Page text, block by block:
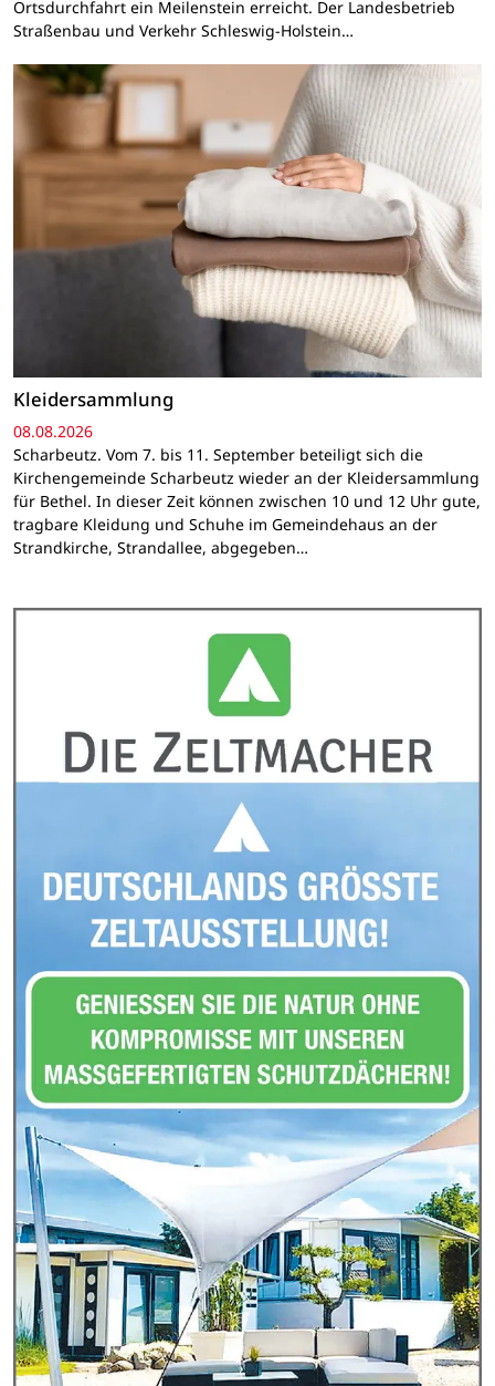
Ortsdurchfahrt ein Meilenstein erreicht. Der Landesbetrieb
Straßenbau und Verkehr Schleswig-Holstein…
Kleidersammlung
08.08.2026
Scharbeutz. Vom 7. bis 11. September beteiligt sich die
Kirchengemeinde Scharbeutz wieder an der Kleidersammlung
für Bethel. In dieser Zeit können zwischen 10 und 12 Uhr gute,
tragbare Kleidung und Schuhe im Gemeindehaus an der
Strandkirche, Strandallee, abgegeben…